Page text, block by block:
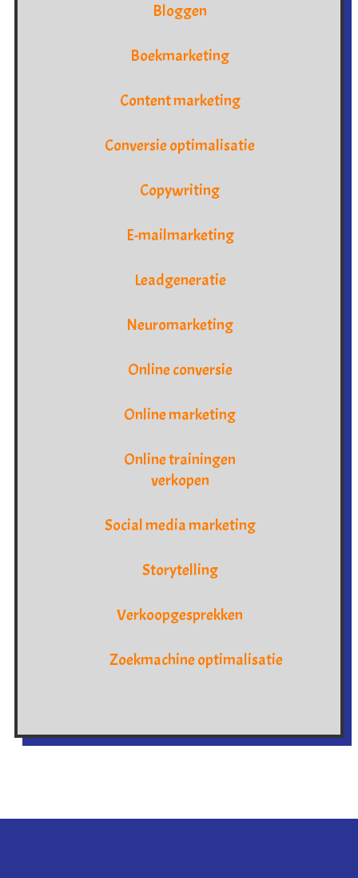
Bloggen
Boekmarketing
Content marketing
Conversie optimalisatie
Copywriting
E-mailmarketing
Leadgeneratie
Neuromarketing
Online conversie
Online marketing
Online trainingen
verkopen
Social media marketing
Storytelling
Verkoopgesprekken
Zoekmachine optimalisatie